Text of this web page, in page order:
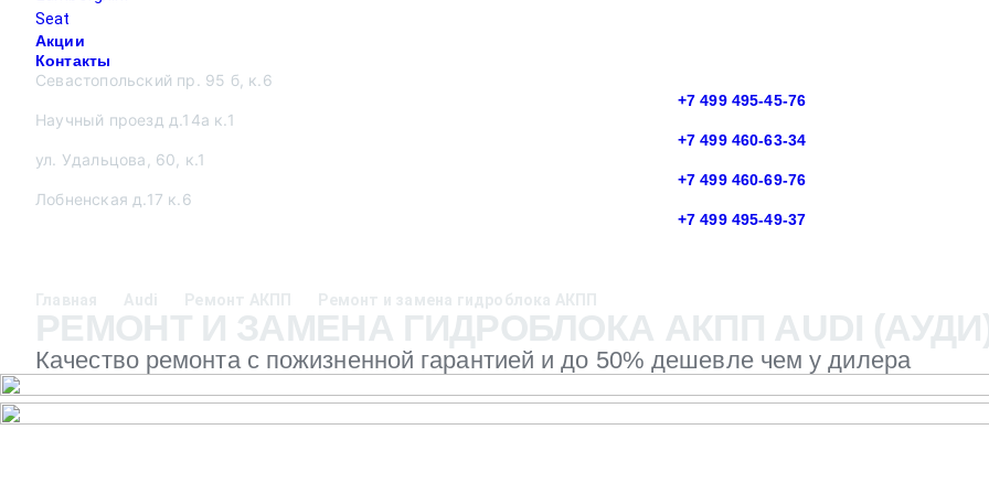
Seat
Акции
Контакты
Севастопольский пр. 95 б, к.6
+7 499 495-45-76
Научный проезд д.14а к.1
+7 499 460-63-34
ул. Удальцова, 60, к.1
+7 499 460-69-76
Лобненская д.17 к.6
+7 499 495-49-37
Главная Audi Ремонт АКПП Ремонт и замена гидроблока АКПП
РЕМОНТ И ЗАМЕНА ГИДРОБЛОКА АКПП AUDI
Качество ремонта с пожизненной гарантией и до 50% дешевле чем у дилера